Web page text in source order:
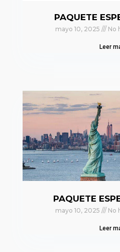
PAQUETE
mayo 10, 2025 No
Leer
PAQUETE
mayo 10, 2025 No
Leer